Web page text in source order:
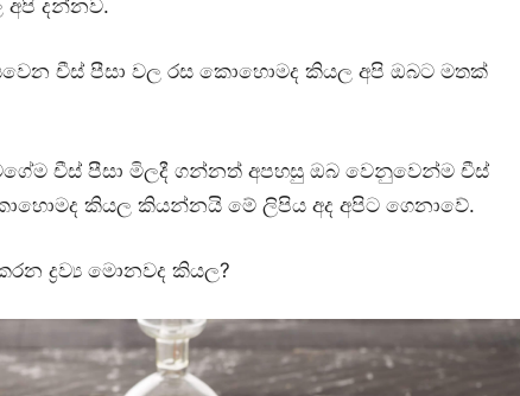
දන්නව.
චීස් පීසා වල රස කොහොමද කියල අපි ඔබට මතක්
චීස් පීසා මිලදී ගන්නත් අපහසු ඔබ වෙනුවෙන්ම චීස්
කියල කියන්නයි මේ ලිපිය අද අපිට ගෙනාවේ.
ද්‍රව්‍ය මොනවද කියල?